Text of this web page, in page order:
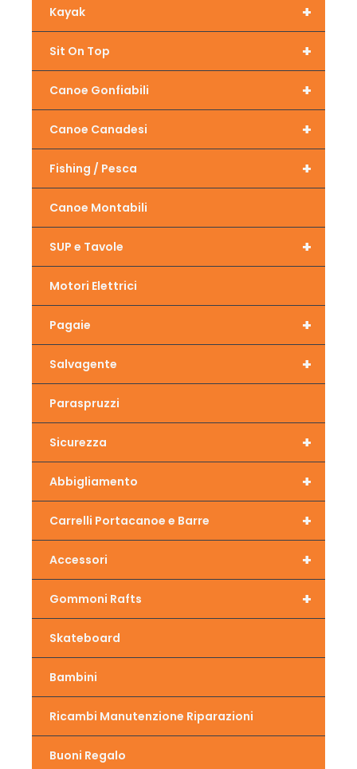
+
Kayak
+
Sit On Top
+
Canoe Gonfiabili
+
Canoe Canadesi
+
Fishing / Pesca
Canoe Montabili
+
SUP e Tavole
Motori Elettrici
+
Pagaie
+
Salvagente
Paraspruzzi
+
Sicurezza
+
Abbigliamento
+
Carrelli Portacanoe e Barre
+
Accessori
+
Gommoni Rafts
Skateboard
Bambini
Ricambi Manutenzione Riparazioni
Buoni Regalo